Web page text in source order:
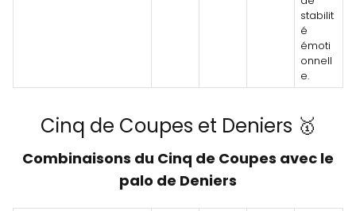
stabilit
é
émoti
onnell
e.
Cinq de Coupes et Deniers 🥇
Combinaisons du Cinq de Coupes avec le
palo de Deniers